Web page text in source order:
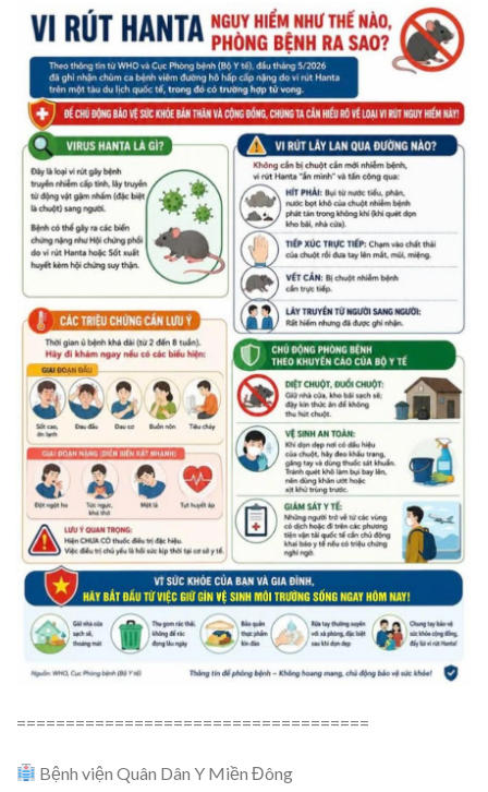
====================================
Bệnh viện Quân Dân Y Miền Đông